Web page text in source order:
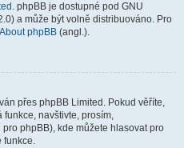
. phpBB je dostupné pod GNU
a může být volně distribuováno. Pro
About phpBB (angl.).
přes phpBB Limited. Pokud věříte,
navštivte, prosím,
phpBB), kde můžete hlasovat pro
funkce.